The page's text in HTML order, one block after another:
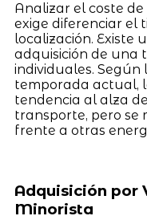
Analizar el coste de
exige diferenciar el
localización. Existe
adquisición de una
individuales. Según
temporada actual,
tendencia al alza
transporte, pero se
frente a otras
Adquisición por
Minorista